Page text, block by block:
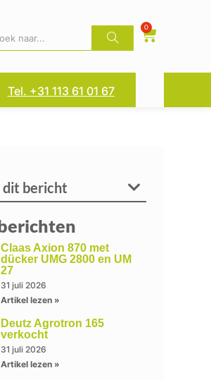
0
Tel. +31 113 61 01 67
dit bericht
Claas Axion 870 met
dücker UMG 2800 en UM
27
31 juli 2026
Artikel lezen »
Deutz Agrotron 165
verkocht
31 juli 2026
Artikel lezen »